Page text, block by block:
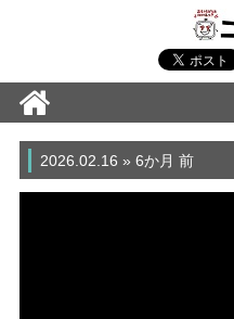
2026.02.16 » 6か月 前